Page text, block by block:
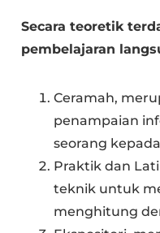
Secara teoretik
pembelajaran
Ceramah,
penampaian
seorang
Praktik dan
teknik untuk
menghitung